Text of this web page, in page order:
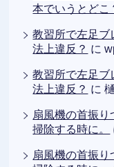
本でいうとどこ
教習所で左足ブ
法上違反？ に
教習所で左足ブ
法上違反？ に
扇風機の首振
掃除する時に。
扇風機の首振